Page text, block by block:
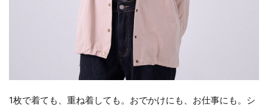
1枚で着ても、重ね着しても。おでかけにも、お仕事にも。シ